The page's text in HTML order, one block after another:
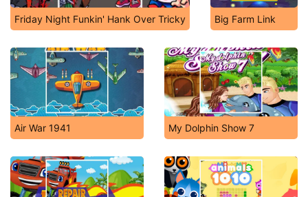
Friday Night Funkin' Hank Over Tricky Big Farm Link
Air War 1941 My Dolphin Show 7